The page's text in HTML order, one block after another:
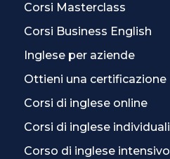
Corsi Masterclass
Corsi Business English
Inglese per aziende
Ottieni una certificazione
Corsi di inglese online
Corsi di inglese individuali
Corso di inglese intensivo